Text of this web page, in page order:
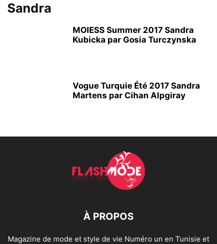
Sandra
MOIESS Summer 2017 Sandra
Kubicka par Gosia Turczynska
Vogue Turquie Été 2017 Sandra
Martens par Cihan Alpgiray
À PROPOS
Magazine de mode et style de vie Numéro un en Tunisie et